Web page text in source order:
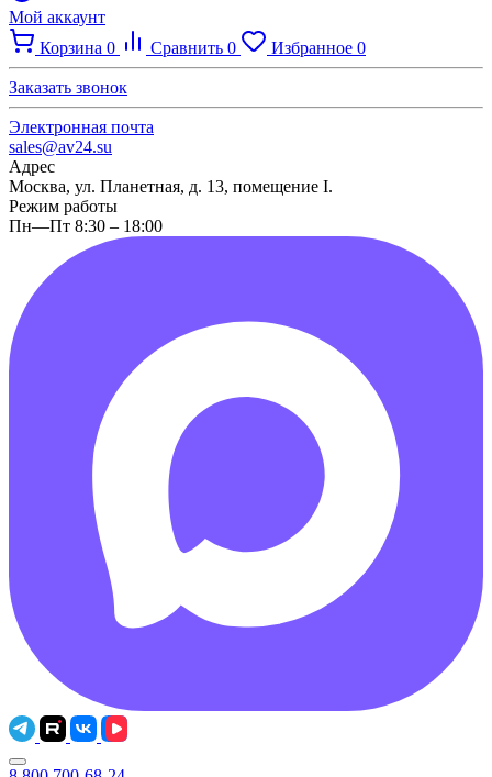
Мой аккаунт
Корзина 0 Сравнить 0 Избранное 0
Заказать звонок
Электронная почта
sales@av24.su
Адрес
Москва, ул. Планетная, д. 13, помещение I.
Режим работы
Пн—Пт 8:30 – 18:00